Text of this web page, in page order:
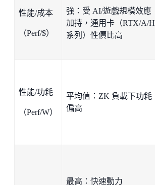
性能/成本
（Perf/$）
強：受 AI/遊戲規模效應
加持，通用卡（RTX/A/H
系列）性價比高
性能/功耗
（Perf/W）
平均值：ZK 負載下功耗
偏高
最高：快速動力